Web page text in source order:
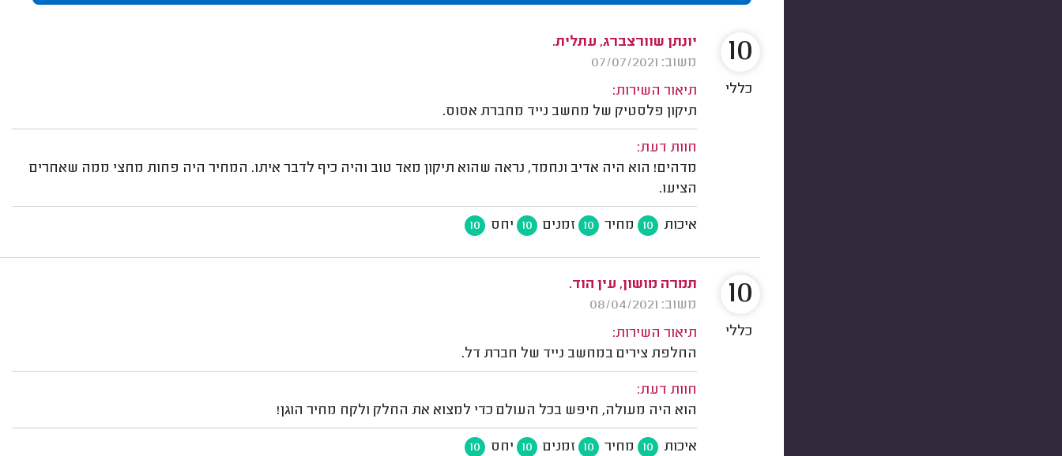
יונתן שוורצברג, עתלית.
משוב: 07/07/2021
תיאור השירות:
תיקון פלסטיק של מחשב נייד מחברת אסוס.
חוות דעת:
מדהים! הוא היה אדיב ונחמד, נראה שהוא תיקון מאד טוב והיה כיף לדבר איתו. המחיר היה פחות מחצי ממה שאחרים
הציעו.
איכות 10 מחיר 10 זמנים 10 יחס 10
10
כללי
תמרה מושון, עין הוד.
משוב: 08/04/2021
תיאור השירות:
החלפת צירים במחשב נייד של חברת דל.
חוות דעת:
הוא היה מעולה, חיפש בכל העולם כדי למצוא את החלק ולקח מחיר הוגן!
איכות 10 מחיר 10 זמנים 10 יחס 10
10
כללי